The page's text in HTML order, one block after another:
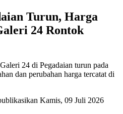
Turun, Harga
24 Rontok
24 di Pegadaian turun pada
dan perubahan harga tercatat di
Kamis, 09 Juli 2026